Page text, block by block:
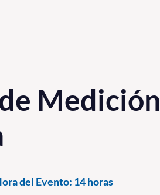
Medición
del Evento: 14 horas